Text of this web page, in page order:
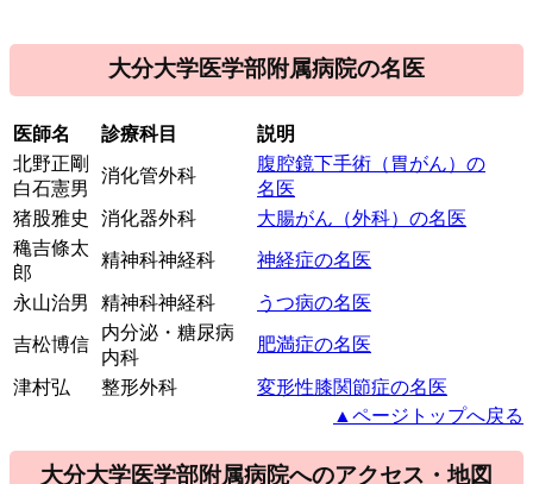
大分大学医学部附属病院の名医
医師名 診療科目
説明
北野正剛
白石憲男
消化管外科
腹腔鏡下手術（胃がん）の
名医
猪股雅史
消化器外科
大腸がん（外科）の名医
穐吉條太
郎
精神科神経科 神経症の名医
永山治男 精神科神経科 うつ病の名医
吉松博信
内分泌・糖尿病
内科
肥満症の名医
津村弘 整形外科
変形性膝関節症の名医
▲ページトップへ戻る
大分大学医学部附属病院へのアクセス・地図